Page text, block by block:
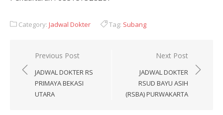
Category: Jadwal Dokter Tag: Subang
Post
navigation
Previous Post
JADWAL DOKTER RS
PRIMAYA BEKASI
UTARA
Next Post
JADWAL DOKTER
RSUD BAYU ASIH
(RSBA) PURWAKARTA